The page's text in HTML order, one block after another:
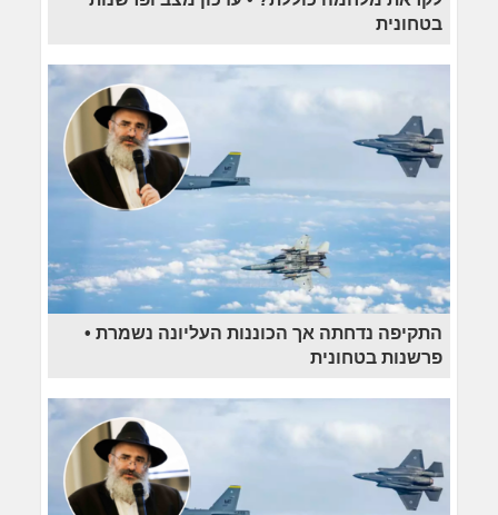
בטחונית
התקיפה נדחתה אך הכוננות העליונה נשמרת •
פרשנות בטחונית